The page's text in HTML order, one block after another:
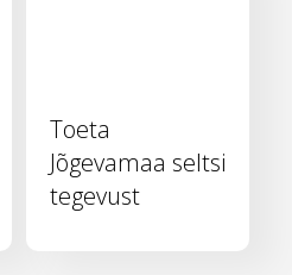
Toeta
Jõgevamaa seltsi
tegevust